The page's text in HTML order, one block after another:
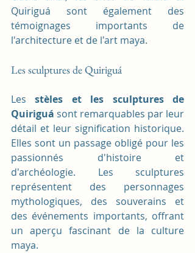
Quiriguá sont également des
témoignages importants de
l'architecture et de l'art maya.
Les sculptures de Quiriguá
Les stèles et les sculptures de
Quiriguá sont remarquables par leur
détail et leur signification historique.
Elles sont un passage obligé pour les
passionnés d'histoire et
d'archéologie. Les sculptures
représentent des personnages
mythologiques, des souverains et
des événements importants, offrant
un aperçu fascinant de la culture
maya.